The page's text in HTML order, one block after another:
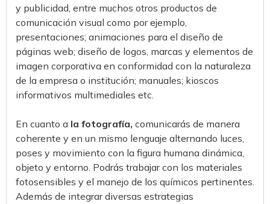
y publicidad, entre muchos otros productos de
comunicación visual como por ejemplo,
presentaciones; animaciones para el diseño de
páginas web; diseño de logos, marcas y elementos de
imagen corporativa en conformidad con la naturaleza
de la empresa o institución; manuales; kioscos
informativos multimediales etc.
En cuanto a la fotografía, comunicarás de manera
coherente y en un mismo lenguaje alternando luces,
poses y movimiento con la figura humana dinámica,
objeto y entorno. Podrás trabajar con los materiales
fotosensibles y el manejo de los químicos pertinentes.
Además de integrar diversas estrategias